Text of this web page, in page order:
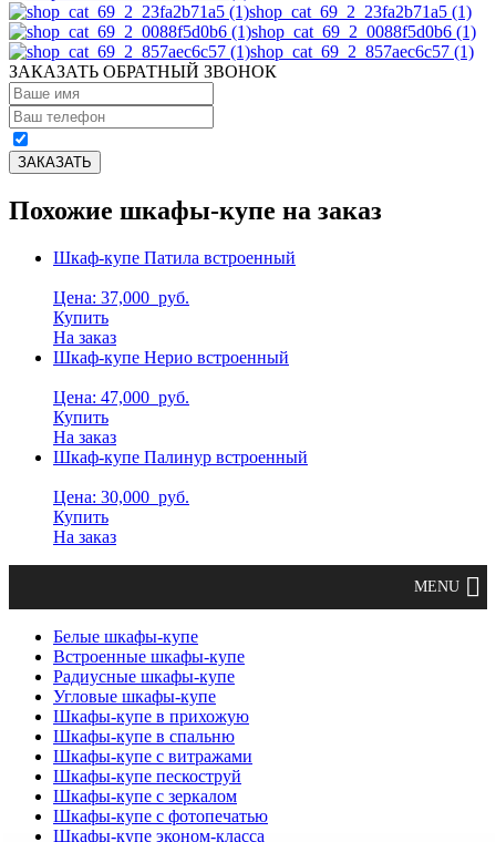
shop_cat_69_2_23fa2b71a5 (1)
shop_cat_69_2_0088f5d0b6 (1)
shop_cat_69_2_857aec6c57 (1)
ЗАКАЗАТЬ ОБРАТНЫЙ ЗВОНОК
Похожие шкафы-купе на заказ
Шкаф-купе Патила встроенный
Цена: 37,000 руб.
Купить
На заказ
Шкаф-купе Нерио встроенный
Цена: 47,000 руб.
Купить
На заказ
Шкаф-купе Палинур встроенный
Цена: 30,000 руб.
Купить
На заказ
Белые шкафы-купе
Встроенные шкафы-купе
Радиусные шкафы-купе
Угловые шкафы-купе
Шкафы-купе в прихожую
Шкафы-купе в спальню
Шкафы-купе с витражами
Шкафы-купе пескоструй
Шкафы-купе с зеркалом
Шкафы-купе с фотопечатью
Шкафы-купе эконом-класса